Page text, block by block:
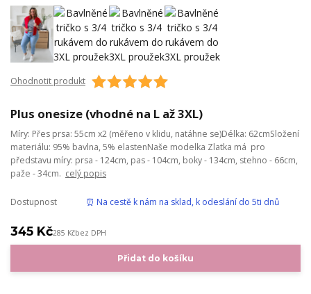
Ohodnotit produkt
Plus onesize (vhodné na L až 3XL)
Míry: Přes prsa: 55cm x2 (měřeno v klidu, natáhne se)Délka: 62cmSložení
materiálu: 95% bavlna, 5% elastenNaše modelka Zlatka má pro
představu míry: prsa - 124cm, pas - 104cm, boky - 134cm, stehno - 66cm,
paže - 34cm. celý popis
Dostupnost ⏰ Na cestě k nám na sklad, k odeslání do 5ti dnů
345 Kč285 Kčbez DPH
Přidat do košíku